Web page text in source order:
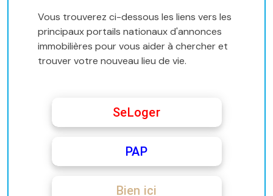
Vous trouverez ci-dessous les liens vers les
principaux portails nationaux d'annonces
immobilières pour vous aider à chercher et
trouver votre nouveau lieu de vie.
SeLoger
PAP
Bien ici